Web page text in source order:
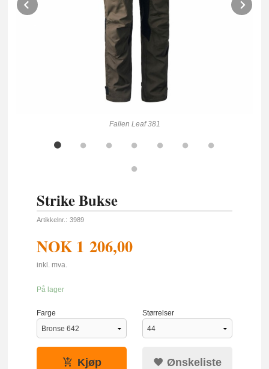
Fallen Leaf 381
Prev
Strike Bukse
Artikkelnr.: 3989
NOK 1 206,00
inkl. mva.
På lager
Farge Størrelser
Kjøp Ønskeliste